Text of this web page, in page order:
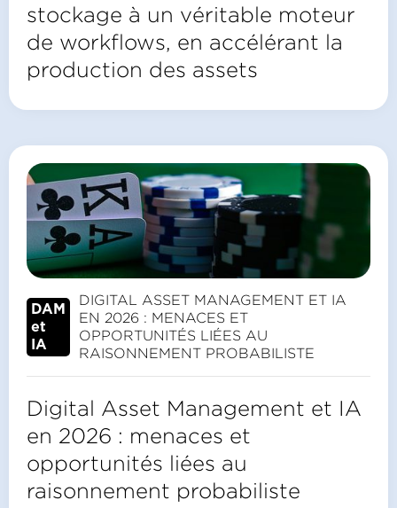
stockage à un véritable moteur
de workflows, en accélérant la
production des assets
DAM
et
IA
DIGITAL ASSET MANAGEMENT ET IA
EN 2026 : MENACES ET
OPPORTUNITÉS LIÉES AU
RAISONNEMENT PROBABILISTE
Digital Asset Management et IA
en 2026 : menaces et
opportunités liées au
raisonnement probabiliste